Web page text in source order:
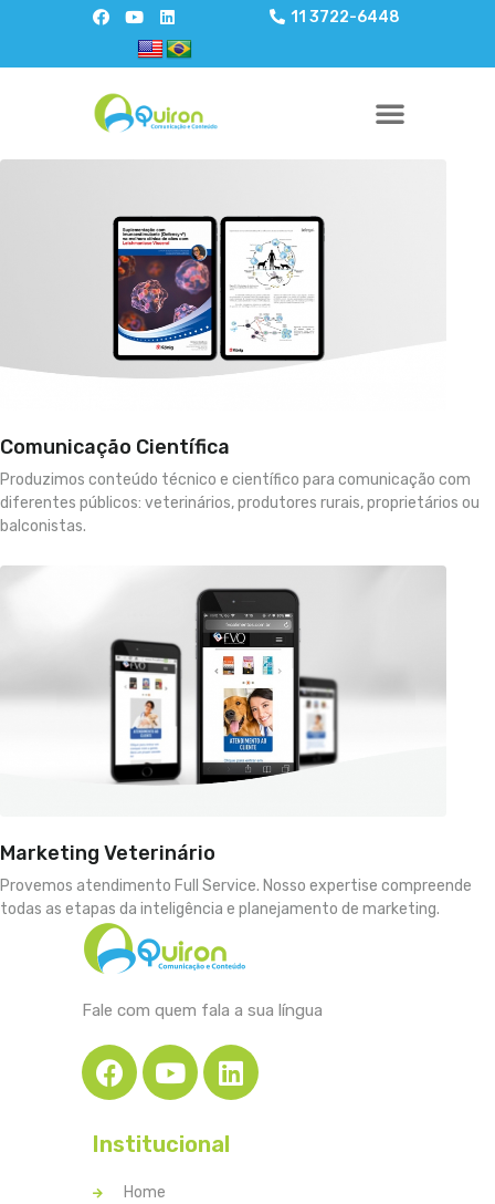
11 3722-6448
Comunicação Científica
Produzimos conteúdo técnico e científico para comunicação com
diferentes públicos: veterinários, produtores rurais, proprietários ou
balconistas.
Marketing Veterinário
Provemos atendimento Full Service. Nosso expertise compreende
todas as etapas da inteligência e planejamento de marketing.
Fale com quem fala a sua língua
Institucional
Home